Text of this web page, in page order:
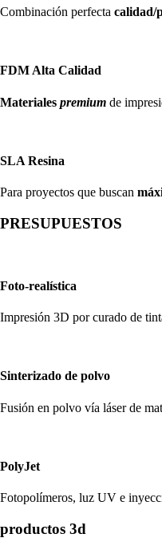
Combinación perfecta calidad/
FDM Alta Calidad
Materiales premium de
SLA Resina
Para proyectos que buscan
PRESUPUESTOS
Foto-realística
Impresión 3D por curado de
Sinterizado de polvo
Fusión en polvo vía láser de
PolyJet
Fotopolímeros, luz UV e
productos 3d